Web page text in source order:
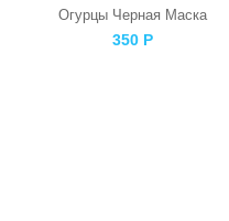
Огурцы Черная Маска
350 Р